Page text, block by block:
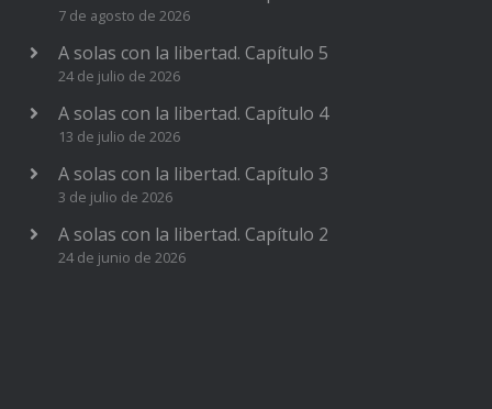
7 de agosto de 2026
A solas con la libertad. Capítulo 5
24 de julio de 2026
A solas con la libertad. Capítulo 4
13 de julio de 2026
A solas con la libertad. Capítulo 3
3 de julio de 2026
A solas con la libertad. Capítulo 2
24 de junio de 2026